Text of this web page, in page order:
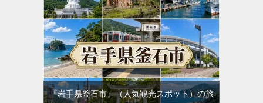
『岩手県釜石市』（人気観光スポット）の旅